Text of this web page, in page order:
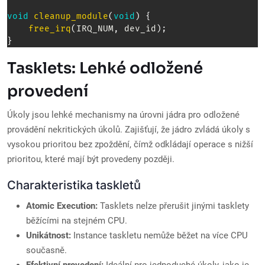
void cleanup_module( void )
{
free_irq( IRQ_NUM, dev_id ) ;
}
Tasklets: Lehké odložené
provedení
Úkoly jsou lehké mechanismy na úrovni jádra pro odložené
provádění nekritických úkolů. Zajišťují, že jádro zvládá úkoly s
vysokou prioritou bez zpoždění, čímž odkládají operace s nižší
prioritou, které mají být provedeny později.
Charakteristika taskletů
Atomic Execution: Tasklets nelze přerušit jinými tasklety
běžícími na stejném CPU.
Unikátnost: Instance taskletu nemůže běžet na více CPU
současně.